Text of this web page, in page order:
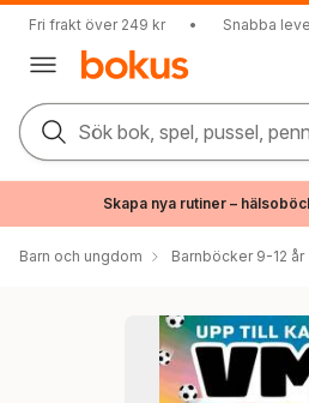
Fri frakt över 249 kr • Snabba
Sök bok, spel, pussel,
Skapa nya rutiner –
Barn och ungdom Barnböcker 9-12 år